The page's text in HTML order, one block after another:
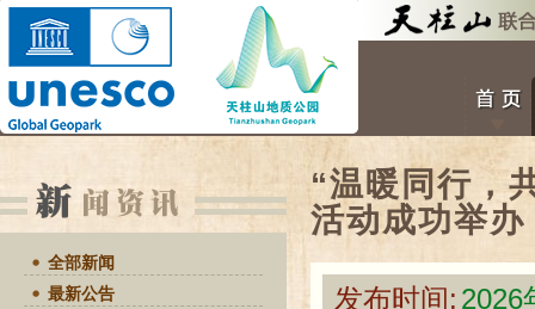
全部新闻
最新公告
“温暖同行，
活动成功举办
发布时间: 2026